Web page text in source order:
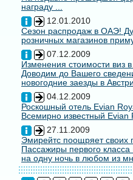
награду ...
12.01.2010
Сезон распродаж в ОАЭ!
розничных магазинов
07.12.2009
Изменения стоимости виз
Доводим до Вашего
новогодние заезды в
04.12.2009
Роскошный отель Evian
Всемирно известный
27.11.2009
Эмирейтс поощряет своих
Пассажиры первого
на одну ночь в любом из